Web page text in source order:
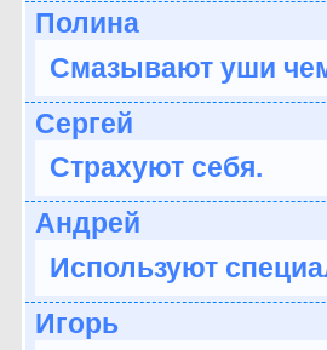
Полина
Смазывают уши
Сергей
Страхуют себя.
Андрей
Используют
Игорь